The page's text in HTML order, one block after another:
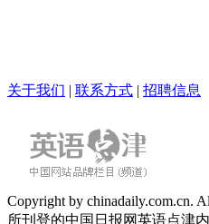
关于我们 | 联系方式 | 招聘信息
Copyright by chinadaily.com.cn.
所刊登的中国日报网英语点津